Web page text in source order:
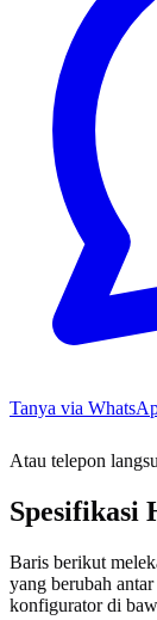
Tanya via
Atau telepon
Spesifikasi
Baris berikut
yang berubah
konfigurator di